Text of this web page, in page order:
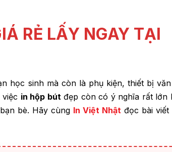
RẺ LẤY NGAY TẠI
học sinh mà còn là phụ kiện, thiết bị
in hộp bútđẹp còn có ý nghĩa rất lớn
bè. Hãy cùng In Việt Nhật đọc bài viết